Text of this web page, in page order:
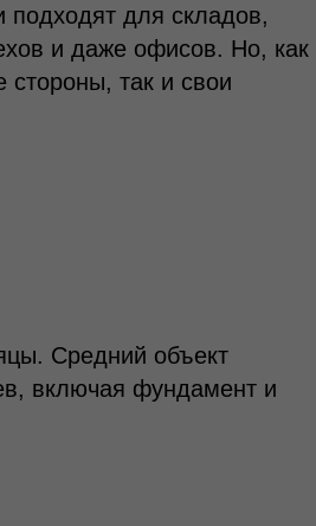
для складов,
и даже офисов. Но, как
стороны, так и свои
Средний объект
включая фундамент и